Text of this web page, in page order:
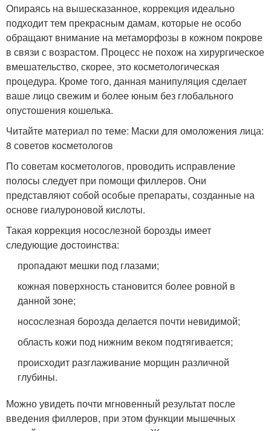
Опираясь на вышесказанное, коррекция идеально
подходит тем прекрасным дамам, которые не особо
обращают внимание на метаморфозы в кожном покрове
в связи с возрастом. Процесс не похож на хирургическое
вмешательство, скорее, это косметологическая
процедура. Кроме того, данная манипуляция сделает
ваше лицо свежим и более юным без глобального
опустошения кошелька.
Читайте материал по теме: Маски для омоложения лица:
8 советов косметологов
По советам косметологов, проводить исправление
полосы следует при помощи филлеров. Они
представляют собой особые препараты, созданные на
основе гиалуроновой кислоты.
Такая коррекция носослезной борозды имеет
следующие достоинства:
пропадают мешки под глазами;
кожная поверхность становится более ровной в
данной зоне;
носослезная борозда делается почти невидимой;
область кожи под нижним веком подтягивается;
происходит разглаживание морщин различной
глубины.
Можно увидеть почти мгновенный результат после
введения филлеров, при этом функции мышечных